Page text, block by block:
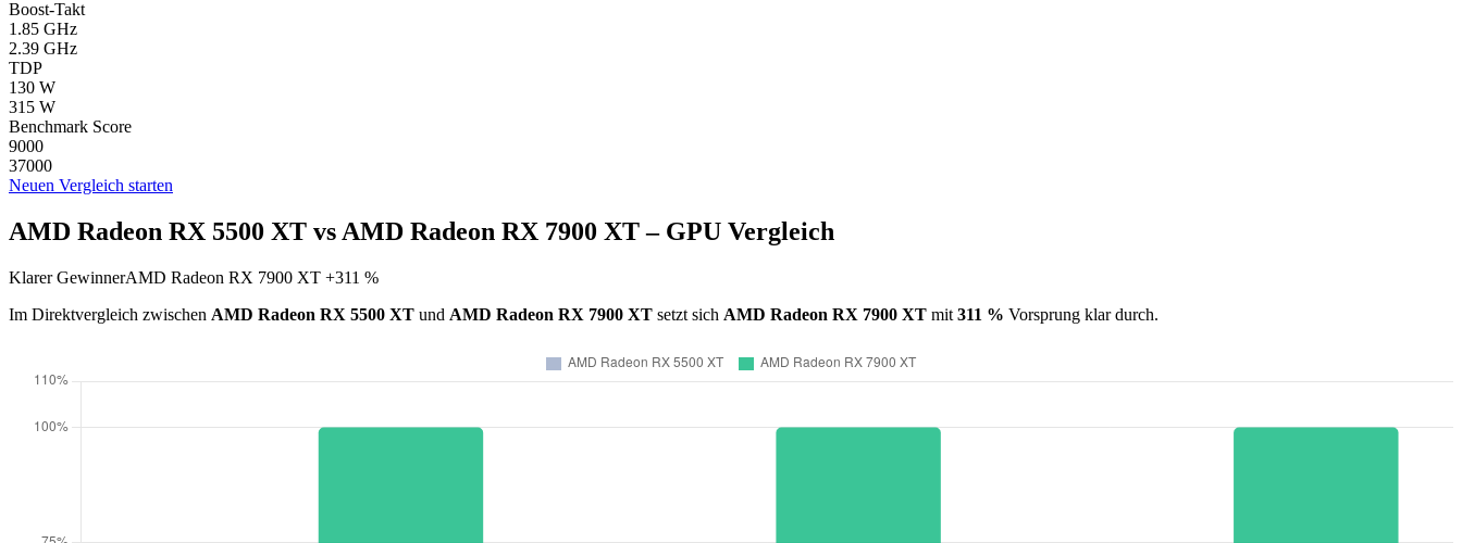
Boost-Takt
1.85 GHz
2.39 GHz
TDP
130 W
315 W
Benchmark Score
9000
37000
Neuen Vergleich starten
AMD Radeon RX 5500 XT vs AMD Radeon RX 7900 XT – GPU Vergleich
Klarer GewinnerAMD Radeon RX 7900 XT +311 %
Im Direktvergleich zwischen AMD Radeon RX 5500 XT und AMD Radeon RX 7900 XT setzt sich AMD Radeon RX 7900 XT mit 311 % Vorsprung klar durch.